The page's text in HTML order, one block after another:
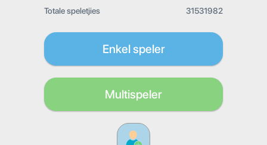
Totale speletjies 31531982
Enkel speler
Multispeler